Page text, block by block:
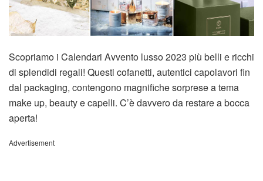
Scopriamo i Calendari Avvento lusso 2023 più belli e ricchi
di splendidi regali! Questi cofanetti, autentici capolavori fin
dal packaging, contengono magnifiche sorprese a tema
make up, beauty e capelli. C’è davvero da restare a bocca
aperta!
Advertisement